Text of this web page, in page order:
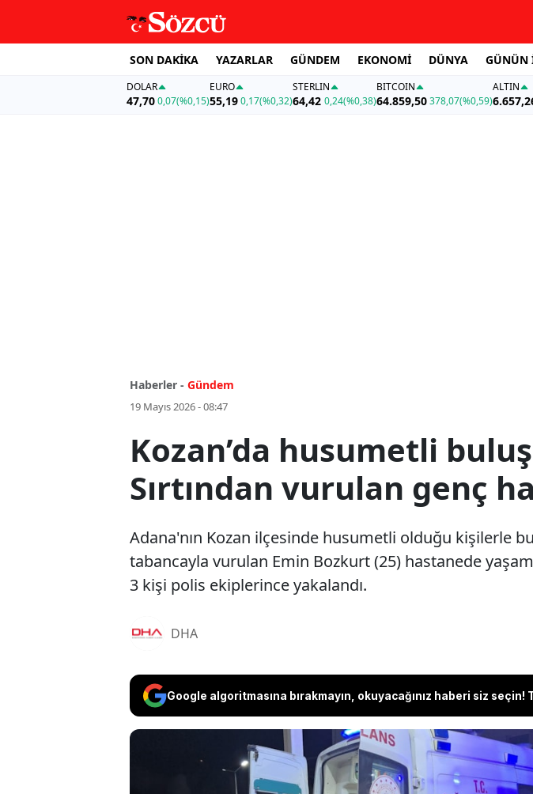
SON DAKİKA YAZARLAR GÜNDEM EKONOMİ DÜNYA GÜNÜN
DOLAR
47,700,07(%0,15)
EURO
55,19 0,17(%0,32)
STERLIN
64,42 0,24(%0,38)
BITCOIN
64.859,50378,07(%0,59)
ALTIN
Haberler - Gündem
19 Mayıs 2026 - 08:47
Kozan’da husumetli
Sırtından vurulan genç
Adana'nın Kozan ilçesinde husumetli olduğu kişilerle
tabancayla vurulan Emin Bozkurt (25) hastanede
3 kişi polis ekiplerince yakalandı.
DHA
Google algoritmasına bırakmayın, okuyacağınız haberi siz seçin!